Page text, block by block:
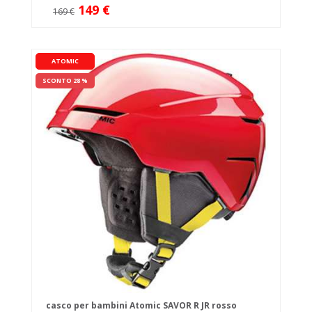
169 € 149 €
ATOMIC
SCONTO 28 %
casco per bambini Atomic SAVOR R JR rosso